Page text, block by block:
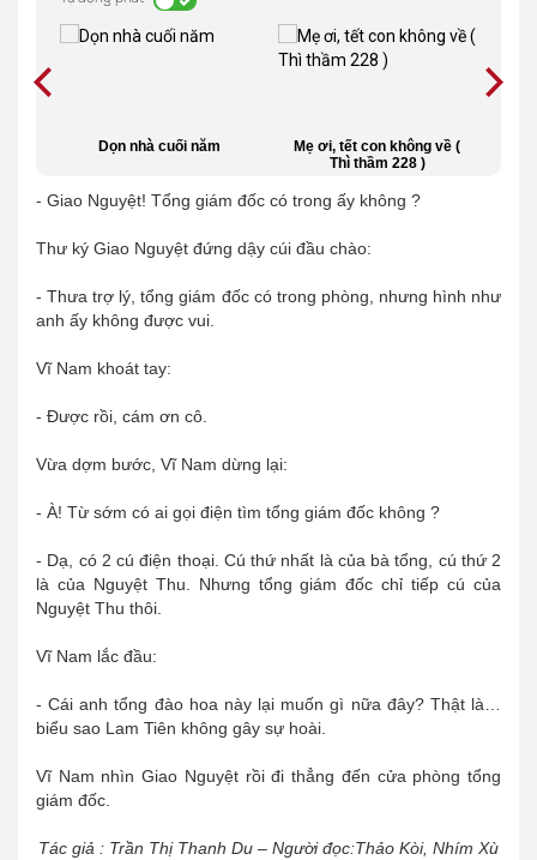
Dọn nhà cuối năm
Mẹ ơi, tết con không về (
Thì thầm 228 )
- Giao Nguyệt! Tổng giám đốc có trong ấy không ?
Thư ký Giao Nguyệt đứng dậy cúi đầu chào:
- Thưa trợ lý, tổng giám đốc có trong phòng, nhưng hình như
anh ấy không được vui.
Vĩ Nam khoát tay:
- Được rồi, cám ơn cô.
Vừa dợm bước, Vĩ Nam dừng lại:
- À! Từ sớm có ai gọi điện tìm tổng giám đốc không ?
- Dạ, có 2 cú điện thoại. Cú thứ nhất là của bà tổng, cú thứ 2
là của Nguyệt Thu. Nhưng tổng giám đốc chỉ tiếp cú của
Nguyệt Thu thôi.
Vĩ Nam lắc đầu:
- Cái anh tổng đào hoa này lại muốn gì nữa đây? Thật là…
biểu sao Lam Tiên không gây sự hoài.
Vĩ Nam nhìn Giao Nguyệt rồi đi thẳng đến cửa phòng tổng
giám đốc.
Tác giả : Trần Thị Thanh Du – Người đọc:Thảo Kòi, Nhím Xù